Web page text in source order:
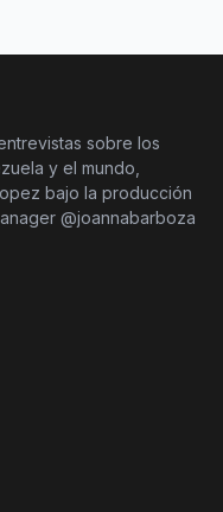
sobre los
y el mundo,
bajo la producción
@joannabarboza